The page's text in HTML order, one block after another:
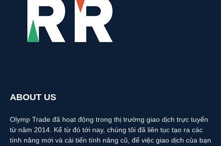
ABOUT US
Olymp Trade đã hoạt động trong thị trường giao dịch trực tuyến
từ năm 2014. Kể từ đó tới nay, chúng tôi đã liên tục tạo ra các
tính năng mới và cải tiến tính năng cũ, để việc giao dịch của bạn